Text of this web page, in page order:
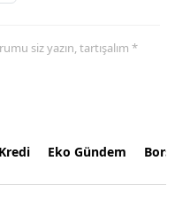
siz yazın, tartışalım *
Kredi Eko Gündem